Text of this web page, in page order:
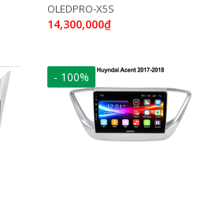
Camera 360 quan sát toàn
cảnh
OLEDPRO-X5S
14,300,000₫
- 100%